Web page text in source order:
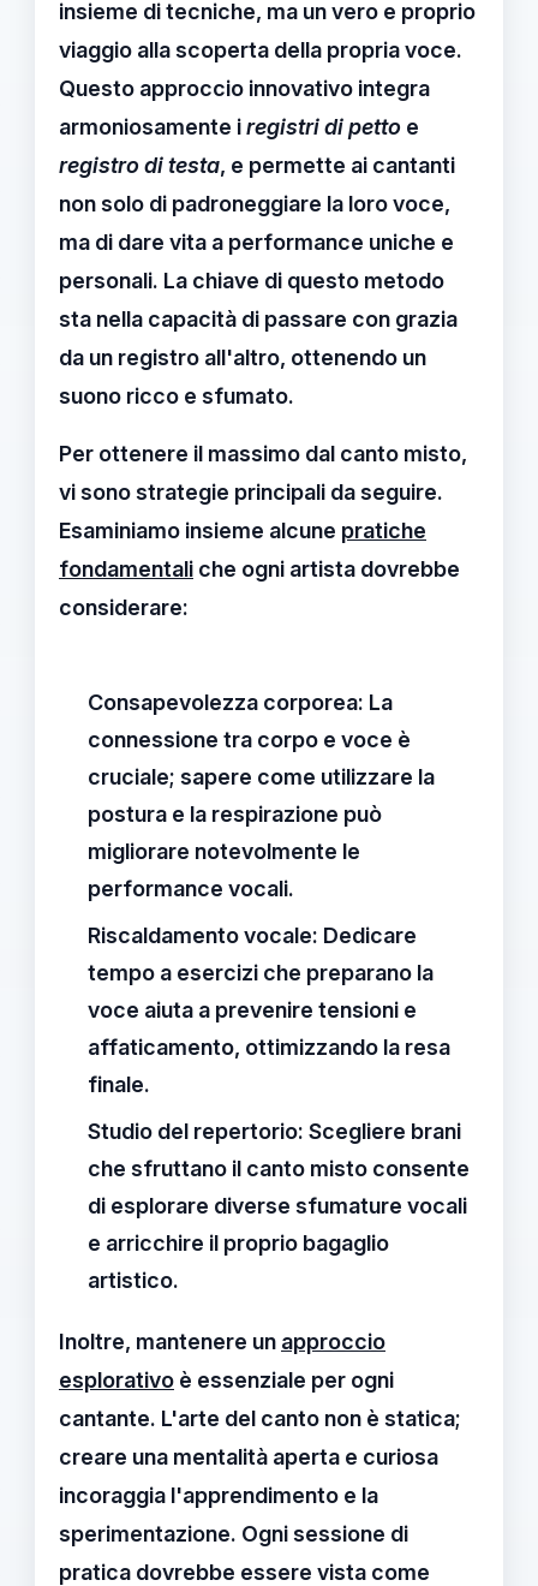
insieme di tecniche, ma un vero e proprio
viaggio alla scoperta della propria voce.
Questo approccio innovativo integra
armoniosamente iregistri di petto e
registro di testa, e permette ai cantanti
non solo di padroneggiare la loro voce,
ma di dare vita a performance uniche e
personali. La chiave di questo metodo
sta nella capacità di passare con grazia
da un registro all'altro, ottenendo un
suono ricco e sfumato.
Per ottenere il massimo dal canto misto,
vi sono strategie principali da seguire.
Esaminiamo insieme alcune pratiche
fondamentali che ogni artista dovrebbe
considerare:
Consapevolezza corporea: La
connessione tra corpo e voce è
cruciale; sapere come utilizzare la
postura e la respirazione può
migliorare notevolmente le
performance vocali.
Riscaldamento vocale: Dedicare
tempo a esercizi che preparano la
voce aiuta a prevenire tensioni e
affaticamento, ottimizzando la resa
finale.
Studio del repertorio: Scegliere brani
che sfruttano il canto misto consente
di esplorare diverse sfumature vocali
e arricchire il proprio bagaglio
artistico.
Inoltre, mantenere un approccio
esplorativo è essenziale per ogni
cantante. L'arte del canto non è statica;
creare una mentalità aperta e curiosa
incoraggia l'apprendimento e la
sperimentazione. Ogni sessione di
pratica dovrebbe essere vista come